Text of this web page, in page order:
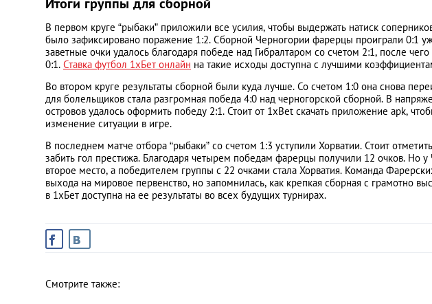
Украина
Франция
Черногория
Эстония
Другие
В первом круге “рыбаки” приложили все усилия, чтобы выдержать натиск
было зафиксировано поражение 1:2. Сборной Черногории фарерцы проиграли 0:1
заветные очки удалось благодаря победе над Гибралтаром со счетом 2:1, после
0:1. Ставка футбол 1хБет онлайн на такие исходы доступна с лучшими
Во втором круге результаты сборной были куда лучше. Со счетом 1:0 она снова
для болельщиков стала разгромная победа 4:0 над черногорской сборной. В
островов удалось оформить победу 2:1. Стоит от 1xBet скачать приложение apk,
изменение ситуации в игре.
В последнем матче отбора “рыбаки” со счетом 1:3 уступили Хорватии. Стоит
забить гол престижа. Благодаря четырем победам фарерцы получили 12 очков. Но
второе место, а победителем группы с 22 очками стала Хорватия. Команда
выхода на мировое первенство, но запомнилась, как крепкая сборная с грамотно
в 1хБет доступна на ее результаты во всех будущих турнирах.
Смотрите также: